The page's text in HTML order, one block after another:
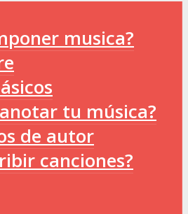
musica?
tu música?
de autor
canciones?